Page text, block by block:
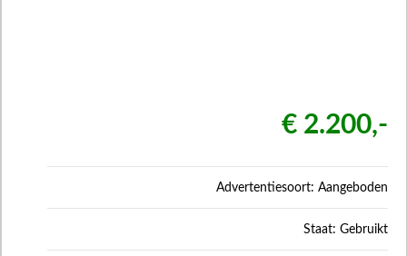
€ 2.200,-
Advertentiesoort: Aangeboden
Staat: Gebruikt